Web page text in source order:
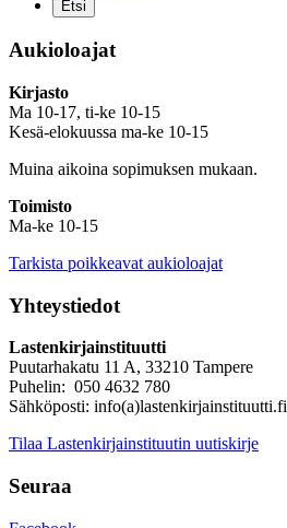
Aukioloajat
Kirjasto
Ma 10-17, ti-ke 10-15
Kesä-elokuussa ma-ke 10-15
Muina aikoina sopimuksen mukaan.
Toimisto
Ma-ke 10-15
Tarkista poikkeavat aukioloajat
Yhteystiedot
Lastenkirjainstituutti
Puutarhakatu 11 A, 33210 Tampere
Puhelin: 050 4632 780
Sähköposti: info(a)lastenkirjainstituutti.fi
Tilaa Lastenkirjainstituutin uutiskirje
Seuraa